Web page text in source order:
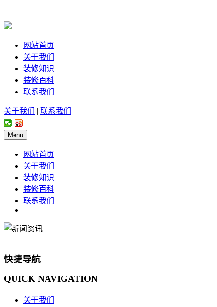
网站首页
关于我们
装修知识
装修百科
联系我们
关于我们 | 联系我们 |
Menu
网站首页
关于我们
装修知识
装修百科
联系我们
快捷导航
QUICK NAVIGATION
关于我们